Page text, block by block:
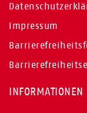
Impressum
INFORMATIONEN